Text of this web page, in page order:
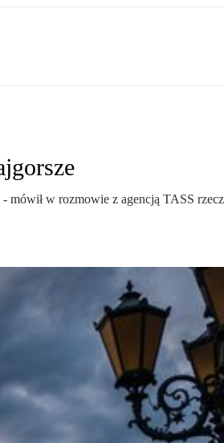
mówił w rozmowie z agencją TASS